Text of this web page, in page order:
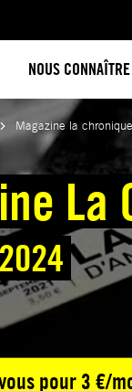
NOUS CONNAÎTRE
Magazine la chronique
La
pour 3 €/